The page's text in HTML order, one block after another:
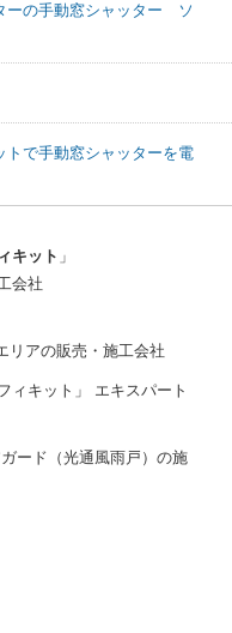
の手動窓シャッター ソ
で手動窓シャッターを電
キット 」
会社
リアの販売・施工会社
ィキット」 エキスパート
ード（光通風雨戸）の施